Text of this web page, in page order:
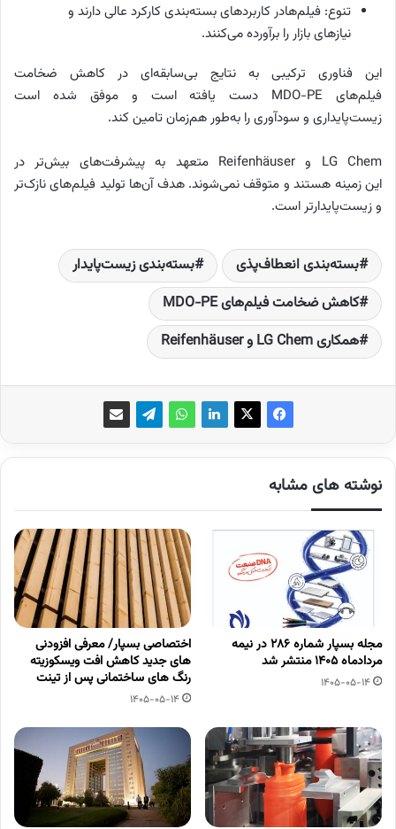
تنوع: فیلم‌هادر کاربردهای بسته‌بندی کارکرد عالی دارند و
نیازهای بازار را برآورده می‌کنند.
این فناوری ترکیبی به نتایج بی‌سابقه‌ای در کاهش ضخامت
فیلم‌های MDO-PE دست یافته است و موفق شده است
زیست‌پایداری و سودآوری را به‌طور هم‌زمان تامین کند.
LG Chem و Reifenhäuser متعهد به پیشرفت‌های بیش‌تر در
این زمینه هستند و متوقف نمی‌شوند. هدف آن‌ها تولید فیلم‌های نازک‌تر
و زیست‌پایدارتر است.
بسته‌بندی انعطاف‌پذی
بسته‌بندی زیست‌پایدار
کاهش ضخامت فیلم‌های MDO-PE
همکاری LG Chem و Reifenhäuser
نوشته های مشابه
مجله بسپار شماره 286 در نیمه
مردادماه 1405 منتشر شد
1405-05-14
اختصاصی بسپار/ معرفی افزودنی
های جدید کاهش افت ویسکوزیته
رنگ های ساختمانی پس از تینت
1405-05-14